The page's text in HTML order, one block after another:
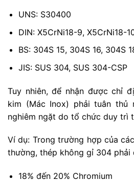
UNS: S30400
DIN: X5CrNi18-9, X5CrNi18-
BS: 304S 15, 304S 16, 304S
JIS: SUS 304, SUS 304-CSP
Tuy nhiên, để nhận được chỉ
kim (Mác Inox) phải tuân thủ
nghiêm ngặt do tổ chức duy trì
Ví dụ: Trong trường hợp của
thường, thép không gỉ 304 phải
18% đến 20% Chromium